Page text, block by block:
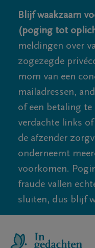
Blijf waakzaam
(poging tot
meldingen over
zogezegde
mom van een
mailadressen,
of een betaling
verdachte links
de afzender
onderneemt
voorkomen.
fraude vallen
sluiten, dus blijf